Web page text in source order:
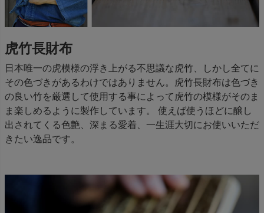
虎竹長財布
日本唯一の虎模様の浮き上がる不思議な虎竹、しかし全てに
その色づきがあるわけではありません。虎竹長財布は色づき
の良い竹を厳選して使用する事によって虎竹の模様がそのま
ま楽しめるように製作しています。 使えば使うほどに醸し
出されてくる色艶、深まる愛着、一生涯大切にお使いいただ
きたい逸品です。